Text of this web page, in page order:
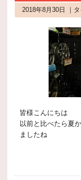
2018年8月30日 ｜
皆様こんにちは
以前と比べたら夏
ましたね